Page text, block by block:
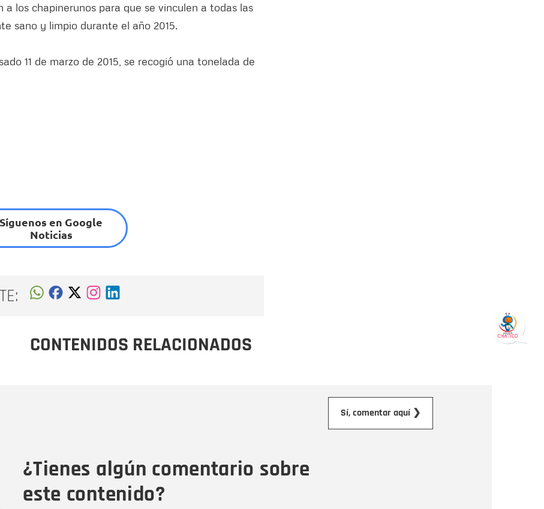
los chapinerunos para que se vinculen a todas las
sano y limpio durante el año 2015.
11 de marzo de 2015, se recogió una tonelada de
Síguenos en Google
Noticias
CONTENIDOS RELACIONADOS
¿Tienes algún comentario sobre
este contenido?
Sí, comentar aquí ❯